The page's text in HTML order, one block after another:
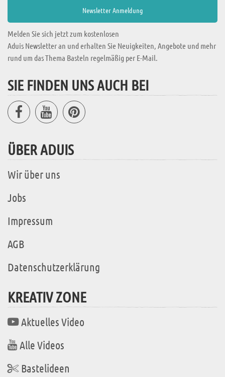
Melden Sie sich jetzt zum kostenlosen
Aduis Newsletter an und erhalten Sie Neuigkeiten, Angebote und mehr
rund um das Thema Basteln regelmäßig per E-Mail.
SIE FINDEN UNS AUCH BEI
ÜBER ADUIS
Wir über uns
Jobs
Impressum
AGB
Datenschutzerklärung
KREATIV ZONE
Aktuelles Video
Alle Videos
Bastelideen